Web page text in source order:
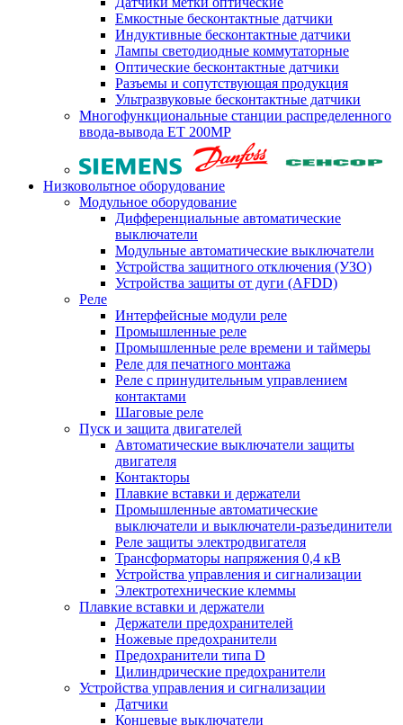
Емкостные бесконтактные датчики
Индуктивные бесконтактные датчики
Лампы светодиодные коммутаторные
Оптические бесконтактные датчики
Разъемы и сопутствующая продукция
Ультразвуковые бесконтактные датчики
Многофункциональные станции распределенного
ввода-вывода ET 200MP
Низковольтное оборудование
Модульное оборудование
Дифференциальные автоматические
выключатели
Модульные автоматические выключатели
Устройства защитного отключения (УЗО)
Устройства защиты от дуги (AFDD)
Реле
Интерфейсные модули реле
Промышленные реле
Промышленные реле времени и таймеры
Реле для печатного монтажа
Реле с принудительным управлением
контактами
Шаговые реле
Пуск и защита двигателей
Автоматические выключатели защиты
двигателя
Контакторы
Плавкие вставки и держатели
Промышленные автоматические
выключатели и выключатели-разъединители
Реле защиты электродвигателя
Трансформаторы напряжения 0,4 кВ
Устройства управления и сигнализации
Электротехнические клеммы
Плавкие вставки и держатели
Держатели предохранителей
Ножевые предохранители
Предохранители типа D
Цилиндрические предохранители
Устройства управления и сигнализации
Датчики
Концевые выключатели